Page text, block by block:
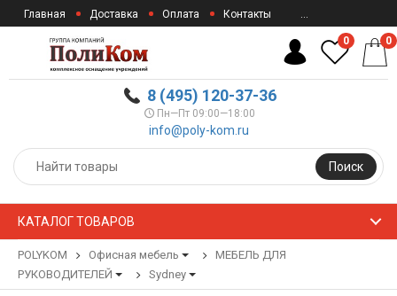
Главная Доставка Оплата Контакты ...
8 (495) 120-37-36
Пн—Пт 09:00—18:00
info@poly-kom.ru
Поиск
0 0
КАТАЛОГ ТОВАРОВ
POLYKOM Офисная мебель
МЕБЕЛЬ ДЛЯ
РУКОВОДИТЕЛЕЙ
Sydney